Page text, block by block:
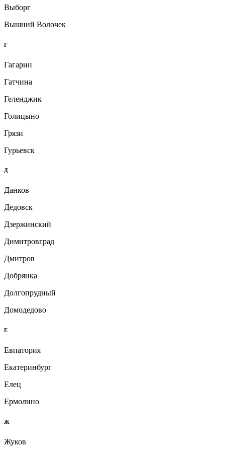
Выборг
Вышний Волочек
Г
Гагарин
Гатчина
Геленджик
Голицыно
Грязи
Гурьевск
Д
Данков
Дедовск
Дзержинский
Димитровград
Дмитров
Добрянка
Долгопрудный
Домодедово
Е
Евпатория
Екатеринбург
Елец
Ермолино
Ж
Жуков